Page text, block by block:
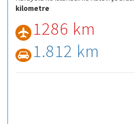
kilometre
1286 km
1.812 km